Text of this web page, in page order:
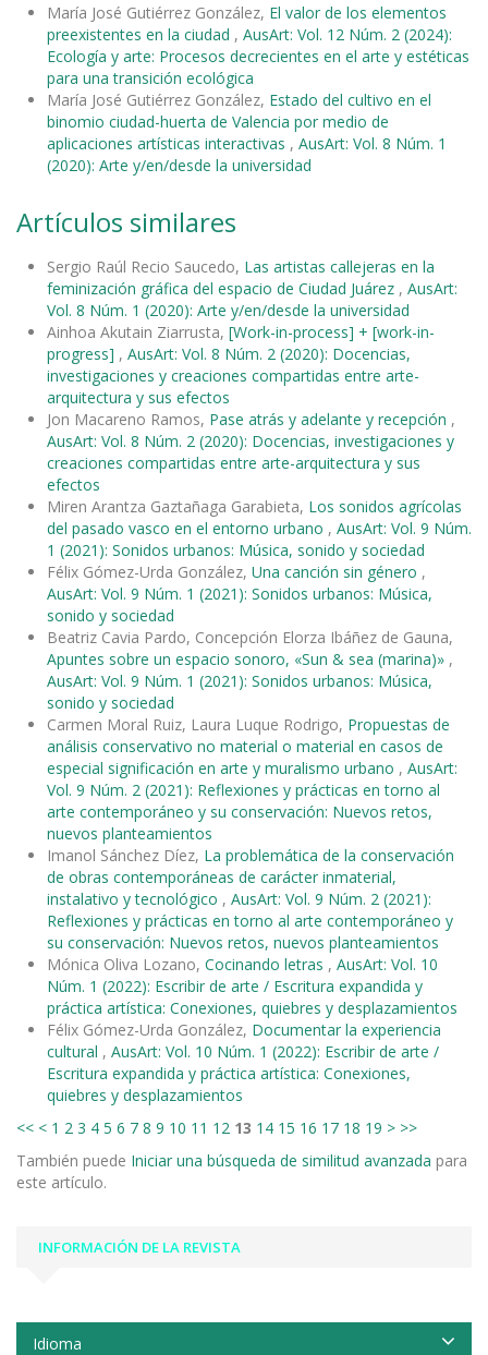
María José Gutiérrez González, El valor de los elementos
preexistentes en la ciudad , AusArt: Vol. 12 Núm. 2 (2024):
Ecología y arte: Procesos decrecientes en el arte y estéticas
para una transición ecológica
María José Gutiérrez González, Estado del cultivo en el
binomio ciudad-huerta de Valencia por medio de
aplicaciones artísticas interactivas , AusArt: Vol. 8 Núm. 1
(2020): Arte y/en/desde la universidad
Artículos similares
Sergio Raúl Recio Saucedo, Las artistas callejeras en la
feminización gráfica del espacio de Ciudad Juárez , AusArt:
Vol. 8 Núm. 1 (2020): Arte y/en/desde la universidad
Ainhoa Akutain Ziarrusta, [Work-in-process] + [work-in-
progress] , AusArt: Vol. 8 Núm. 2 (2020): Docencias,
investigaciones y creaciones compartidas entre arte-
arquitectura y sus efectos
Jon Macareno Ramos, Pase atrás y adelante y recepción ,
AusArt: Vol. 8 Núm. 2 (2020): Docencias, investigaciones y
creaciones compartidas entre arte-arquitectura y sus
efectos
Miren Arantza Gaztañaga Garabieta, Los sonidos agrícolas
del pasado vasco en el entorno urbano , AusArt: Vol. 9 Núm.
1 (2021): Sonidos urbanos: Música, sonido y sociedad
Félix Gómez-Urda González, Una canción sin género ,
AusArt: Vol. 9 Núm. 1 (2021): Sonidos urbanos: Música,
sonido y sociedad
Beatriz Cavia Pardo, Concepción Elorza Ibáñez de Gauna,
Apuntes sobre un espacio sonoro, «Sun & sea (marina)» ,
AusArt: Vol. 9 Núm. 1 (2021): Sonidos urbanos: Música,
sonido y sociedad
Carmen Moral Ruiz, Laura Luque Rodrigo, Propuestas de
análisis conservativo no material o material en casos de
especial significación en arte y muralismo urbano , AusArt:
Vol. 9 Núm. 2 (2021): Reflexiones y prácticas en torno al
arte contemporáneo y su conservación: Nuevos retos,
nuevos planteamientos
Imanol Sánchez Díez, La problemática de la conservación
de obras contemporáneas de carácter inmaterial,
instalativo y tecnológico , AusArt: Vol. 9 Núm. 2 (2021):
Reflexiones y prácticas en torno al arte contemporáneo y
su conservación: Nuevos retos, nuevos planteamientos
Mónica Oliva Lozano, Cocinando letras , AusArt: Vol. 10
Núm. 1 (2022): Escribir de arte / Escritura expandida y
práctica artística: Conexiones, quiebres y desplazamientos
Félix Gómez-Urda González, Documentar la experiencia
cultural , AusArt: Vol. 10 Núm. 1 (2022): Escribir de arte /
Escritura expandida y práctica artística: Conexiones,
quiebres y desplazamientos
<< < 1 2 3 4 5 6 7 8 9 10 11 12 13 14 15 16 17 18 19 > >>
También puede Iniciar una búsqueda de similitud avanzada para
este artículo.
INFORMACIÓN DE LA REVISTA
Idioma